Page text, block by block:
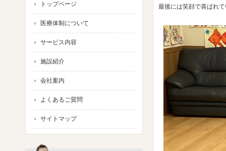
最後には笑顔で喜ばれ
トップページ
医療体制について
サービス内容
施設紹介
会社案内
よくあるご質問
サイトマップ